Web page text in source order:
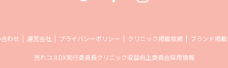
わせ 運営会社 プライバシーポリシー クリニック掲載依頼 ブランド掲
売れコスDX実行委員長クリニック収益向上委員会採用情報